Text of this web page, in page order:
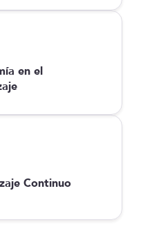
en el
Continuo